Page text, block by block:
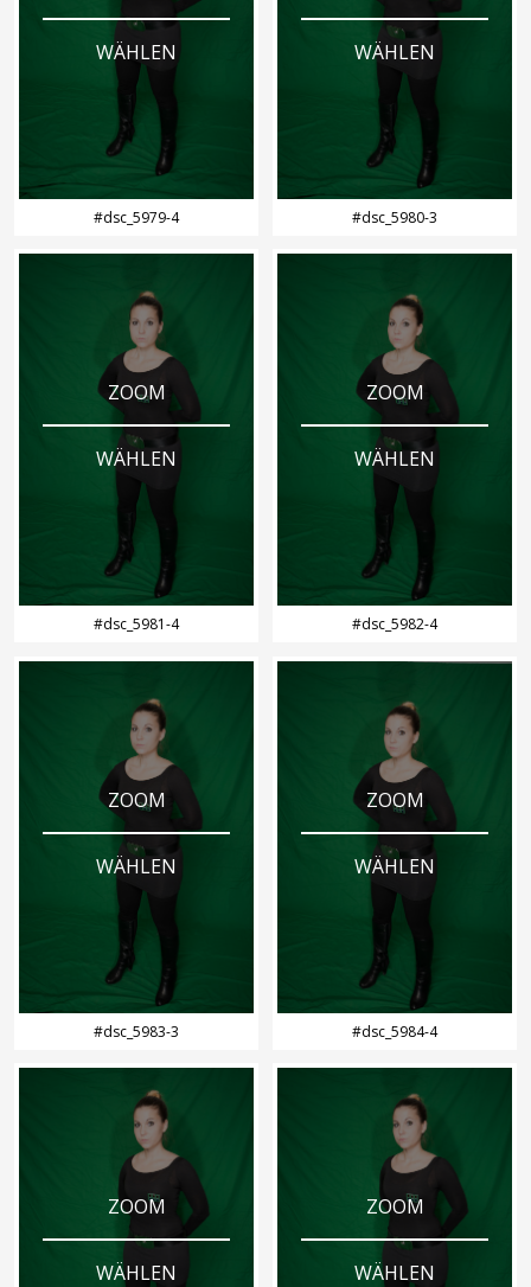
WÄHLEN
#dsc_5979-4
WÄHLEN
#dsc_5980-3
ZOOM
WÄHLEN
#dsc_5981-4
ZOOM
WÄHLEN
#dsc_5982-4
ZOOM
WÄHLEN
#dsc_5983-3
ZOOM
WÄHLEN
#dsc_5984-4
ZOOM
WÄHLEN
ZOOM
WÄHLEN